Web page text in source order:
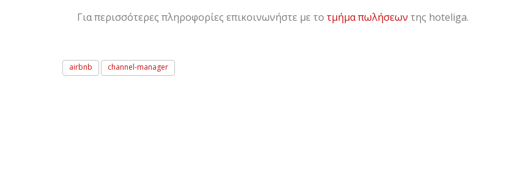
Για περισσότερες πληροφορίες επικοινωνήστε με το τμήμα πωλήσεων της hoteliga.
airbnb channel-manager